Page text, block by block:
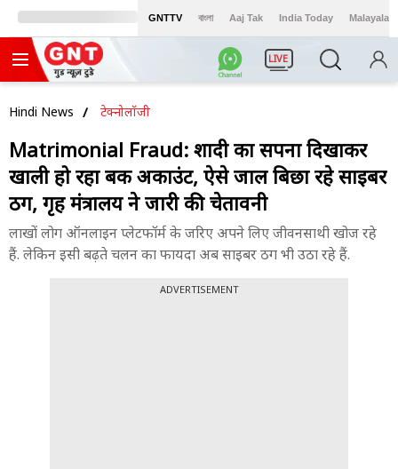
GNTTV বাংলা Aaj Tak India Today Malayalam
LIVE
Hindi News टेक्नोलॉजी
Matrimonial Fraud: शादी का सपना दिखाकर
खाली हो रहा बैंक अकाउंट, ऐसे जाल बिछा रहे साइबर
ठग, गृह मंत्रालय ने जारी की चेतावनी
लाखों लोग ऑनलाइन प्लेटफॉर्म के जरिए अपने लिए जीवनसाथी खोज रहे
हैं. लेकिन इसी बढ़ते चलन का फायदा अब साइबर ठग भी उठा रहे हैं.
ADVERTISEMENT